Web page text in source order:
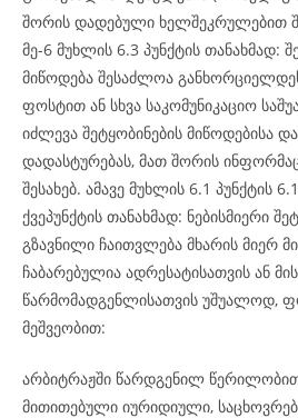
შორის დადებული ხელშეკრულებით
მე-6 მუხლის 6.3 პუნქტის თანახმად:
მიწოდება შესაძლოა
ფოსტით ან სხვა საკომუნიკაციო
იძლევა შეტყობინების მიწოდებისა
დადასტურებას, მათ შორის
შესახებ. ამავე მუხლის 6.1 პუნქტის
ქვეპუნქტის თანახმად: ნებისმიერი
გზავნილი ჩაითვლება მხარის მიერ
ჩაბარებულია ადრესატისათვის ან
წარმომადგენლისათვის უშუალოდ,
მეშვეობით:
არბიტრაჟში წარდგენილ
მითითებული იურიდიული,